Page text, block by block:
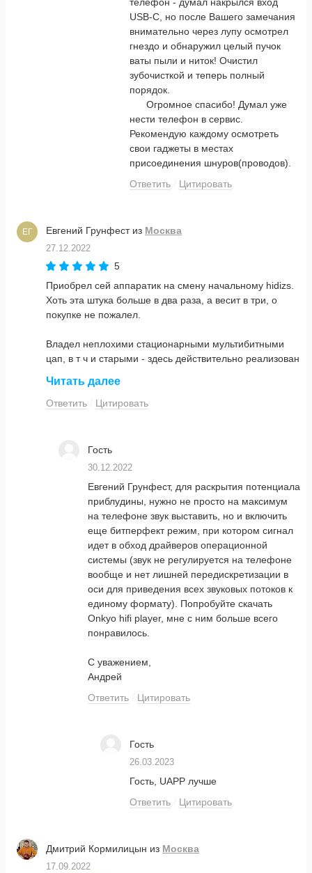
USB-C, но после Вашего замечания
внимательно через лупу осмотрел
гнездо и обнаружил целый пучок
ваты пыли и ниток! Очистил
зубочисткой и теперь полный
порядок.
Огромное спасибо! Думал уже
нести телефон в сервис.
Рекомендую каждому осмотреть
свои гаджеты в местах
присоединения шнуров(проводов).
Ответить
Цитировать
ЕГ Евгений Грунфестиз Москва
27.12.2022
5
Приобрел сей аппаратик на смену начальному hidizs.
Хоть эта штука больше в два раза, а весит в три, о
покупке не пожалел.
Владел неплохими стационарными мультибитными
цап, в т ч и старыми - здесь действительно реализован
регулировать звук нужно с ЦАПа, а в телефоне
громкость по умолчанию выставлять на максимум,
Читать далее
Ответить Цитировать
Гость
30.12.2022
Евгений Грунфест, для раскрытия потенциала
приблудины, нужно не просто на максимум
на телефоне звук выставить, но и включить
еще битперфект режим, при котором сигнал
идет в обход драйверов операционной
системы (звук не регулируется на телефоне
вообще и нет лишней передискретизации в
оси для приведения всех звуковых потоков к
единому формату). Попробуйте скачать
Onkyo hifi player, мне с ним больше всего
понравилось.
С уважением,
Андрей
Ответить
Цитировать
Гость
26.03.2023
Гость, UAPP лучше
Ответить
Цитировать
Дмитрий Кормилицын из Москва
17.09.2022